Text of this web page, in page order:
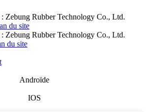
Zebung Rubber Technology Co., Ltd.
du site
Zebung Rubber Technology Co., Ltd.
du site
Androïde
IOS